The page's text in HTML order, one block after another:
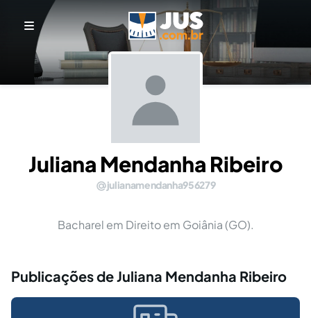
Juliana Mendanha Ribeiro
julianamendanha956279
Bacharel em Direito em Goiânia (GO).
Publicações de Juliana Mendanha Ribeiro